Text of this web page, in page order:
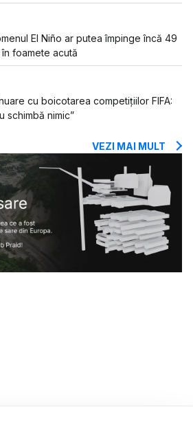
El Niño ar putea împinge încă 49
foamete acută
cu boicotarea competițiilor FIFA:
schimbă nimic”
VEZI MAI MULT